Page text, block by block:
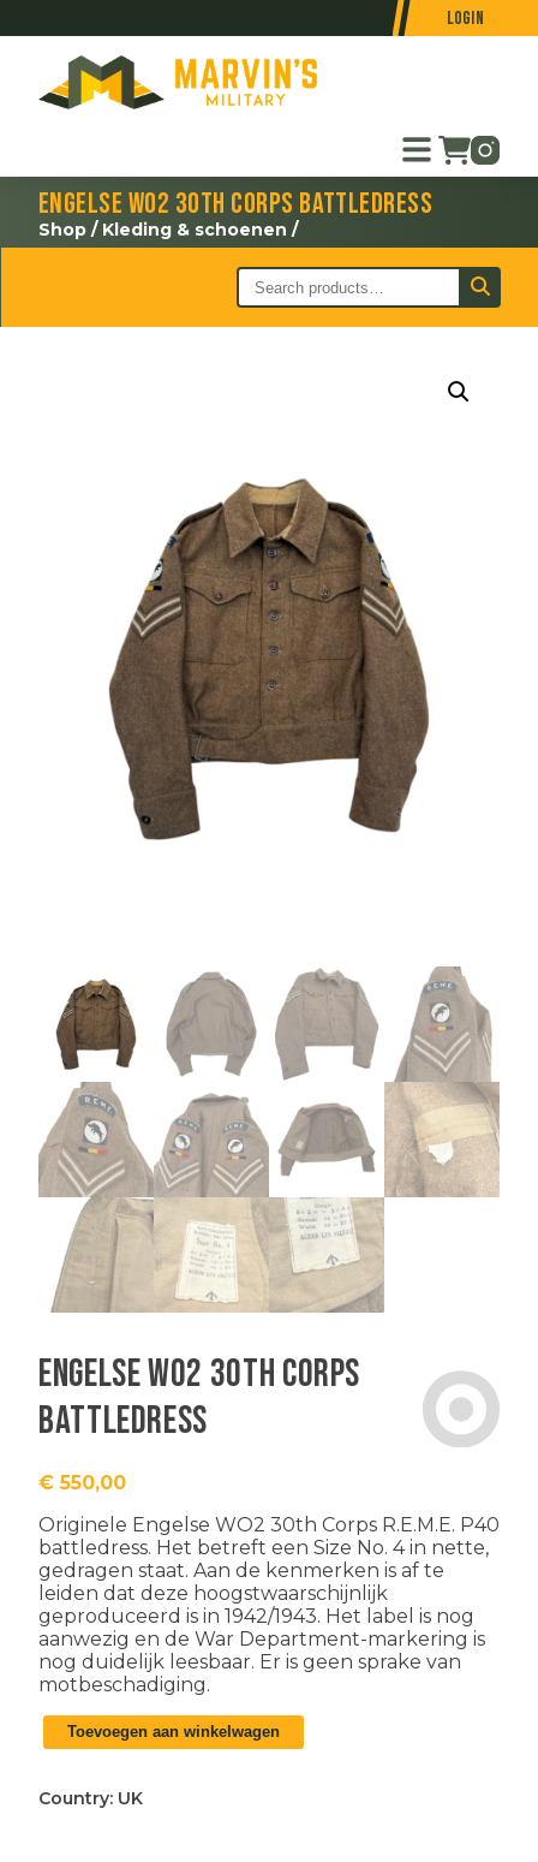
Login
Engelse WO2 30th Corps battledress
Shop / Kleding & schoenen /
Engelse WO2 30th Corps
battledress
€ 550,00
Originele Engelse WO2 30th Corps R.E.M.E. P40
battledress. Het betreft een Size No. 4 in nette,
gedragen staat. Aan de kenmerken is af te
leiden dat deze hoogstwaarschijnlijk
geproduceerd is in 1942/1943. Het label is nog
aanwezig en de War Department-markering is
nog duidelijk leesbaar. Er is geen sprake van
motbeschadiging.
Engelse
WO2
Corps
Toevoegen aan winkelwagen
Country: UK